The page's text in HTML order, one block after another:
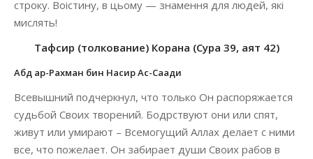
строку. Воістину, в цьому — знамення для людей, які
мислять!
Тафсир (толкование) Корана (Сура 39, аят 42)
Абд ар-Рахман бин Насир Ас-Саади
Всевышний подчеркнул, что только Он распоряжается
судьбой Своих творений. Бодрствуют они или спят,
живут или умирают – Всемогущий Аллах делает с ними
все, что пожелает. Он забирает души Своих рабов в